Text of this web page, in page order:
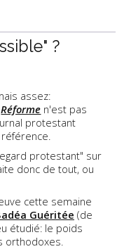
?
assez:
Réforme n'est pas
protestant
protestant" sur
donc de tout, ou
cette semaine
Guéritée (de
étudié: le poids
orthodoxes.